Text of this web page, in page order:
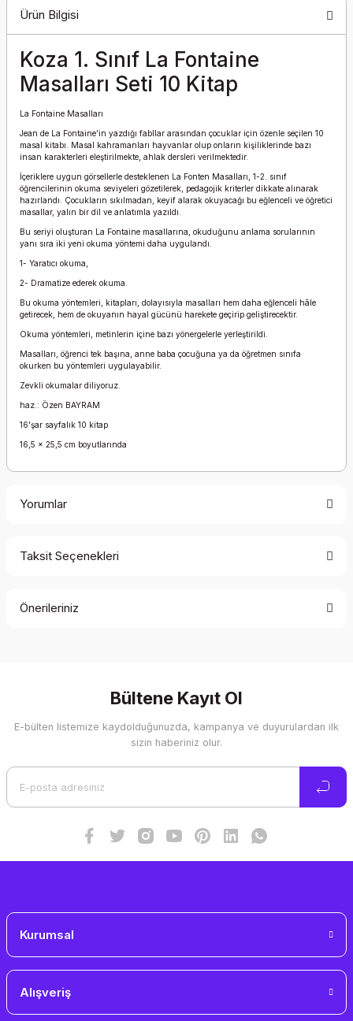
Ürün Bilgisi
Koza 1. Sınıf La Fontaine
Masalları Seti 10 Kitap
La Fontaine Masalları
Jean de La Fontaine’in yazdığı fabllar arasından çocuklar için özenle seçilen 10
masal kitabı. Masal kahramanları hayvanlar olup onların kişiliklerinde bazı
insan karakterleri eleştirilmekte, ahlak dersleri verilmektedir.
İçeriklere uygun görsellerle desteklenen La Fonten Masalları, 1-2. sınıf
öğrencilerinin okuma seviyeleri gözetilerek, pedagojik kriterler dikkate alınarak
hazırlandı. Çocukların sıkılmadan, keyif alarak okuyacağı bu eğlenceli ve öğretici
masallar, yalın bir dil ve anlatımla yazıldı.
Bu seriyi oluşturan La Fontaine masallarına, okuduğunu anlama sorularının
yanı sıra iki yeni okuma yöntemi daha uygulandı.
1- Yaratıcı okuma,
2- Dramatize ederek okuma.
Bu okuma yöntemleri, kitapları, dolayısıyla masalları hem daha eğlenceli hâle
getirecek, hem de okuyanın hayal gücünü harekete geçirip geliştirecektir.
Okuma yöntemleri, metinlerin içine bazı yönergelerle yerleştirildi.
Masalları, öğrenci tek başına, anne baba çocuğuna ya da öğretmen sınıfa
okurken bu yöntemleri uygulayabilir.
Zevkli okumalar diliyoruz.
haz.: Özen BAYRAM
16'şar sayfalık 10 kitap
16,5 x 25,5 cm boyutlarında
Yorumlar
Taksit Seçenekleri
Önerileriniz
Görüş ve önerileriniz için teşekkür ederiz.
Ürün resmi kalitesiz, bozuk veya görüntülenemiyor.
Bültene Kayıt Ol
E-bülten listemize kaydolduğunuzda, kampanya ve duyurulardan ilk
sizin haberiniz olur.
Kurumsal
Alışveriş